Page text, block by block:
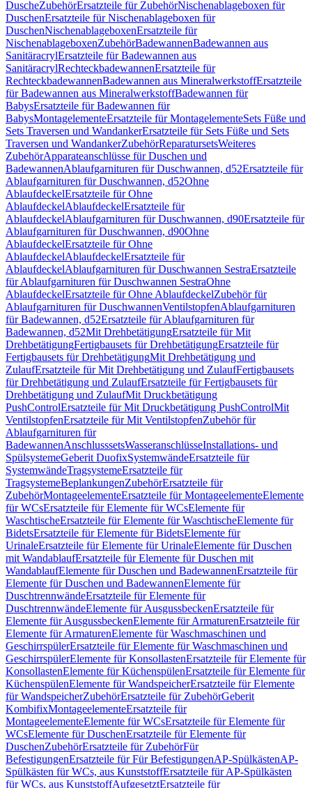
DuscheZubehörErsatzteile für ZubehörNischenablageboxen für
DuschenErsatzteile für Nischenablageboxen für
DuschenNischenablageboxenErsatzteile für
NischenablageboxenZubehörBadewannenBadewannen aus
SanitäracrylErsatzteile für Badewannen aus
SanitäracrylRechteckbadewannenErsatzteile für
RechteckbadewannenBadewannen aus MineralwerkstoffErsatzteile
für Badewannen aus MineralwerkstoffBadewannen für
BabysErsatzteile für Badewannen für
BabysMontagelementeErsatzteile für MontagelementeSets Füße und
Sets Traversen und WandankerErsatzteile für Sets Füße und Sets
Traversen und WandankerZubehörReparatursetsWeiteres
ZubehörApparateanschlüsse für Duschen und
BadewannenAblaufgarnituren für Duschwannen, d52Ersatzteile für
Ablaufgarnituren für Duschwannen, d52Ohne
AblaufdeckelErsatzteile für Ohne
AblaufdeckelAblaufdeckelErsatzteile für
AblaufdeckelAblaufgarnituren für Duschwannen, d90Ersatzteile für
Ablaufgarnituren für Duschwannen, d90Ohne
AblaufdeckelErsatzteile für Ohne
AblaufdeckelAblaufdeckelErsatzteile für
AblaufdeckelAblaufgarnituren für Duschwannen SestraErsatzteile
für Ablaufgarnituren für Duschwannen SestraOhne
AblaufdeckelErsatzteile für Ohne AblaufdeckelZubehör für
Ablaufgarnituren für DuschwannenVentilstopfenAblaufgarnituren
für Badewannen, d52Ersatzteile für Ablaufgarnituren für
Badewannen, d52Mit DrehbetätigungErsatzteile für Mit
DrehbetätigungFertigbausets für DrehbetätigungErsatzteile für
Fertigbausets für DrehbetätigungMit Drehbetätigung und
ZulaufErsatzteile für Mit Drehbetätigung und ZulaufFertigbausets
für Drehbetätigung und ZulaufErsatzteile für Fertigbausets für
Drehbetätigung und ZulaufMit Druckbetätigung
PushControlErsatzteile für Mit Druckbetätigung PushControlMit
VentilstopfenErsatzteile für Mit VentilstopfenZubehör für
Ablaufgarnituren für
BadewannenAnschlusssetsWasseranschlüsseInstallations- und
SpülsystemeGeberit DuofixSystemwändeErsatzteile für
SystemwändeTragsystemeErsatzteile für
TragsystemeBeplankungenZubehörErsatzteile für
ZubehörMontageelementeErsatzteile für MontageelementeElemente
für WCsErsatzteile für Elemente für WCsElemente für
WaschtischeErsatzteile für Elemente für WaschtischeElemente für
BidetsErsatzteile für Elemente für BidetsElemente für
UrinaleErsatzteile für Elemente für UrinaleElemente für Duschen
mit WandablaufErsatzteile für Elemente für Duschen mit
WandablaufElemente für Duschen und BadewannenErsatzteile für
Elemente für Duschen und BadewannenElemente für
DuschtrennwändeErsatzteile für Elemente für
DuschtrennwändeElemente für AusgussbeckenErsatzteile für
Elemente für AusgussbeckenElemente für ArmaturenErsatzteile für
Elemente für ArmaturenElemente für Waschmaschinen und
GeschirrspülerErsatzteile für Elemente für Waschmaschinen und
GeschirrspülerElemente für KonsollastenErsatzteile für Elemente für
KonsollastenElemente für KüchenspülenErsatzteile für Elemente für
KüchenspülenElemente für WandspeicherErsatzteile für Elemente
für WandspeicherZubehörErsatzteile für ZubehörGeberit
KombifixMontageelementeErsatzteile für
MontageelementeElemente für WCsErsatzteile für Elemente für
WCsElemente für DuschenErsatzteile für Elemente für
DuschenZubehörErsatzteile für ZubehörFür
BefestigungenErsatzteile für Für BefestigungenAP-SpülkästenAP-
Spülkästen für WCs, aus KunststoffErsatzteile für AP-Spülkästen
für WCs, aus KunststoffAufgesetztErsatzteile für